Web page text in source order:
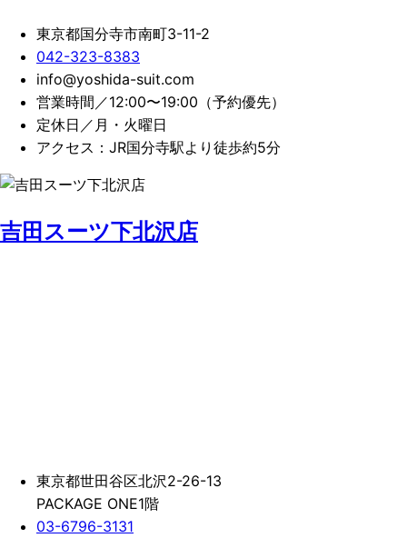
東京都国分寺市南町3-11-2
042-323-8383
info@yoshida-suit.com
営業時間／12:00〜19:00（予約優先）
定休日／月・火曜日
アクセス：JR国分寺駅より徒歩約5分
吉田スーツ下北沢店
東京都世田谷区北沢2-26-13
PACKAGE ONE1階
03-6796-3131